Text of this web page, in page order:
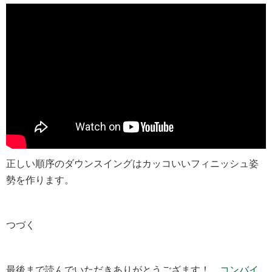
正しい順序のダウンスイングはカッコいいフィニッシュ姿
勢を作ります。
つづく
最後まで読んでいただきありがとうござます！ コンバイ